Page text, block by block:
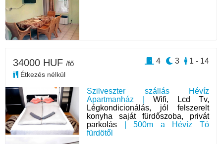
Szilveszter szállás Hévíz
Apartmanház |Wifi, Lcd Tv,
Légkondicionálás, jól felszerelt
konyha saját fürdőszoba, privát
parkolás | 500m a Hévíz Tó
fürdötől
34000 HUF /fő
Étkezés nélkül
1 - 14
3
4